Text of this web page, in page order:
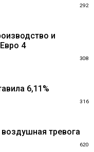
292
и
4
308
6,11%
316
тревога
620